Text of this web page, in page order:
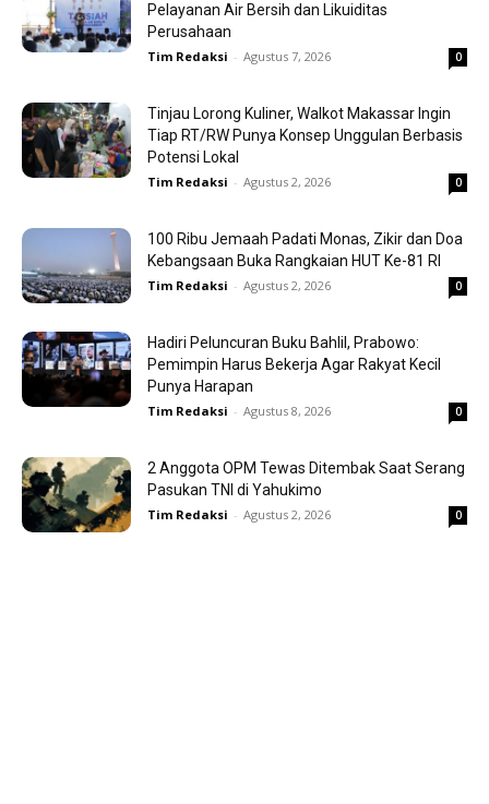
Pelayanan Air Bersih dan Likuiditas
Perusahaan
Tim Redaksi - Agustus 7, 2026 0
Tinjau Lorong Kuliner, Walkot Makassar Ingin
Tiap RT/RW Punya Konsep Unggulan Berbasis
Potensi Lokal
Tim Redaksi - Agustus 2, 2026 0
100 Ribu Jemaah Padati Monas, Zikir dan Doa
Kebangsaan Buka Rangkaian HUT Ke-81 RI
Tim Redaksi - Agustus 2, 2026 0
Hadiri Peluncuran Buku Bahlil, Prabowo:
Pemimpin Harus Bekerja Agar Rakyat Kecil
Punya Harapan
Tim Redaksi - Agustus 8, 2026 0
2 Anggota OPM Tewas Ditembak Saat Serang
Pasukan TNI di Yahukimo
Tim Redaksi - Agustus 2, 2026 0